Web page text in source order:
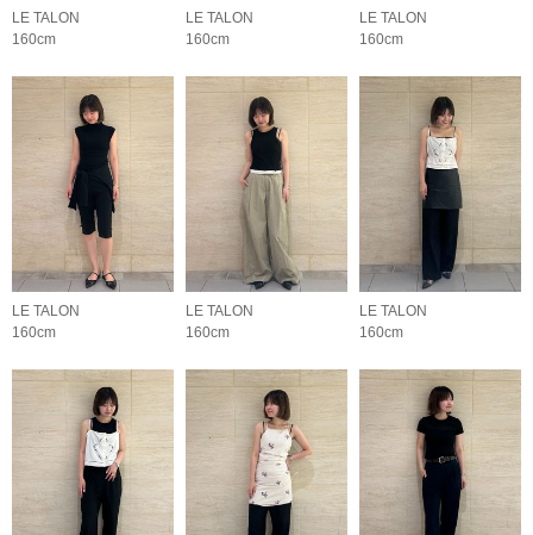
LE TALON
160cm
LE TALON
160cm
LE TALON
160cm
LE TALON
160cm
LE TALON
160cm
LE TALON
160cm